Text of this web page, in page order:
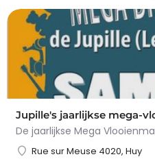
Jupille's jaarlijkse mega-
Rue sur Meuse 4020, Huy